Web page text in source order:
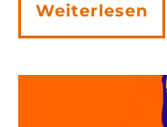
Weiterlesen